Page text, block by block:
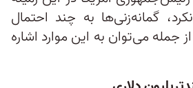
گمانه‌زنی‌ها به چند احتمال
جمله می‌توان به این موارد اشاره